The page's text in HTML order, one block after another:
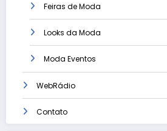
Feiras de Moda
Looks da Moda
Moda Eventos
WebRádio
Contato